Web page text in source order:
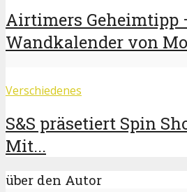
Airtimers Geheimtipp
Wandkalender von
Verschiedenes
S&S präsetiert Spin
Mit...
über den Autor